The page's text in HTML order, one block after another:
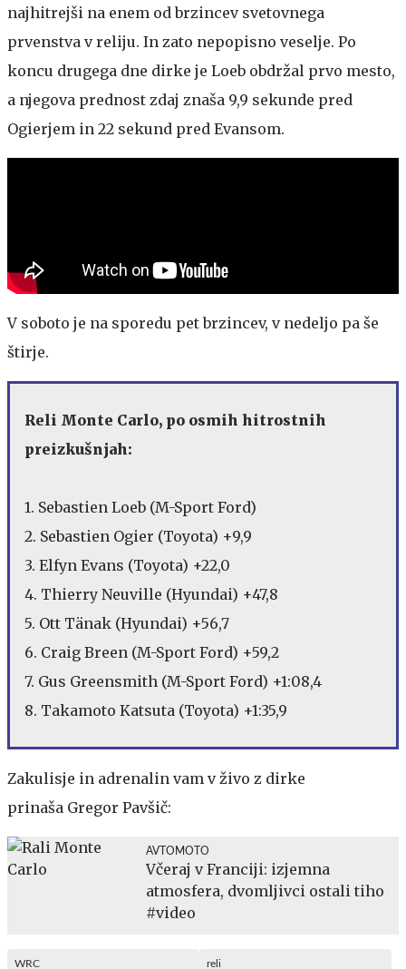
najhitrejši na enem od brzincev svetovnega
prvenstva v reliju. In zato nepopisno veselje. Po
koncu drugega dne dirke je Loeb obdržal prvo mesto,
a njegova prednost zdaj znaša 9,9 sekunde pred
Ogierjem in 22 sekund pred Evansom.
V soboto je na sporedu pet brzincev, v nedeljo pa še
štirje.
Reli Monte Carlo, po osmih hitrostnih
preizkušnjah:
1. Sebastien Loeb (M-Sport Ford)
2. Sebastien Ogier (Toyota) +9,9
3. Elfyn Evans (Toyota) +22,0
4. Thierry Neuville (Hyundai) +47,8
5. Ott Tänak (Hyundai) +56,7
6. Craig Breen (M-Sport Ford) +59,2
7. Gus Greensmith (M-Sport Ford) +1:08,4
8. Takamoto Katsuta (Toyota) +1:35,9
Zakulisje in adrenalin vam v živo z dirke
prinaša Gregor Pavšič:
AVTOMOTO
Včeraj v Franciji: izjemna
atmosfera, dvomljivci ostali tiho
#video
WRC reli